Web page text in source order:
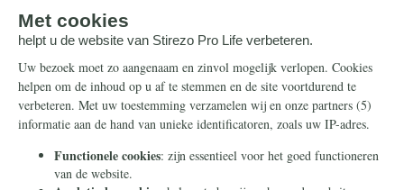
Steun ons
Nieuwsbrief
Eenmalig
Maandelijks
Info
Contact
Ontvang onze
Telegram-berichten